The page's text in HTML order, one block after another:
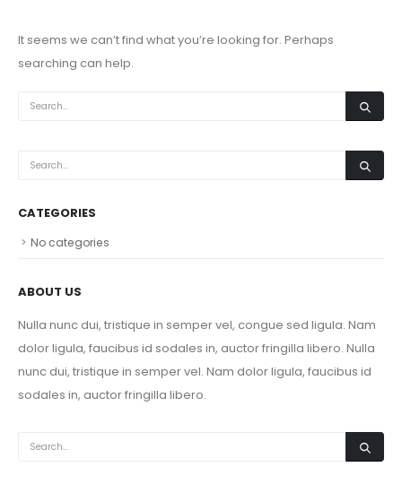
It seems we can’t find what you’re looking for. Perhaps
searching can help.
CATEGORIES
No categories
ABOUT US
Nulla nunc dui, tristique in semper vel, congue sed ligula. Nam
dolor ligula, faucibus id sodales in, auctor fringilla libero. Nulla
nunc dui, tristique in semper vel. Nam dolor ligula, faucibus id
sodales in, auctor fringilla libero.